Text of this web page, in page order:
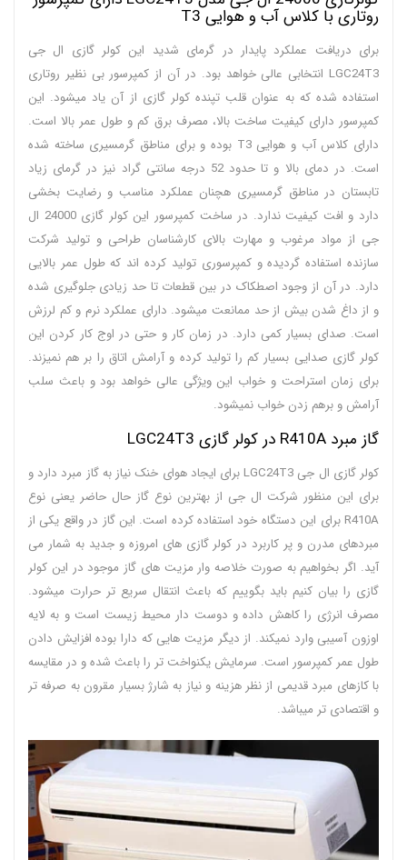
روتاری با کلاس آب و هوایی T3
برای دریافت عملکرد پایدار در گرمای شدید این کولر گازی ال جی
LGC24T3 انتخابی عالی خواهد بود. در آن از کمپرسور بی نظیر روتاری
استفاده شده که به عنوان قلب تپنده کولر گازی از آن یاد میشود. این
کمپرسور دارای کیفیت ساخت بالا، مصرف برق کم و طول عمر بالا است.
دارای کلاس آب و هوایی T3 بوده و برای مناطق گرمسیری ساخته شده
است. در دمای بالا و تا حدود 52 درجه سانتی گراد نیز در گرمای زیاد
تابستان در مناطق گرمسیری هچنان عملکرد مناسب و رضایت بخشی
دارد و افت کیفیت ندارد. در ساخت کمپرسور این کولر گازی 24000 ال
جی از مواد مرغوب و مهارت بالای کارشناسان طراحی و تولید شرکت
سازنده استفاده گردیده و کمپرسوری تولید کرده اند که طول عمر بالایی
دارد. در آن از وجود اصطکاک در بین قطعات تا حد زیادی جلوگیری شده
و از داغ شدن بیش از حد ممانعت میشود. دارای عملکرد نرم و کم لرزش
است. صدای بسیار کمی دارد. در زمان کار و حتی در اوج کار کردن این
کولر گازی صدایی بسیار کم را تولید کرده و آرامش اتاق را بر هم نمیزند.
برای زمان استراحت و خواب این ویژگی عالی خواهد بود و باعث سلب
آرامش و برهم زدن خواب نمیشود.
گاز مبرد R410A در کولر گازی LGC24T3
کولر گازی ال جی LGC24T3 برای ایجاد هوای خنک نیاز به گاز مبرد دارد و
برای این منظور شرکت ال جی از بهترین نوع گاز حال حاضر یعنی نوع
R410A برای این دستگاه خود استفاده کرده است. این گاز در واقع یکی از
مبردهای مدرن و پر کاربرد در کولر گازی های امروزه و جدید به شمار می
آید. اگر بخواهیم به صورت خلاصه وار مزیت های گاز موجود در این کولر
گازی را بیان کنیم باید بگوییم که باعث انتقال سریع تر حرارت میشود.
مصرف انرژی را کاهش داده و دوست دار محیط زیست است و به لایه
اوزون آسیبی وارد نمیکند. از دیگر مزیت هایی که دارا بوده افزایش دادن
طول عمر کمپرسور است. سرمایش یکنواخت تر را باعث شده و در مقایسه
با کازهای مبرد قدیمی از نظر هزینه و نیاز به شارژ بسیار مقرون به صرفه تر
و اقتصادی تر میباشد.